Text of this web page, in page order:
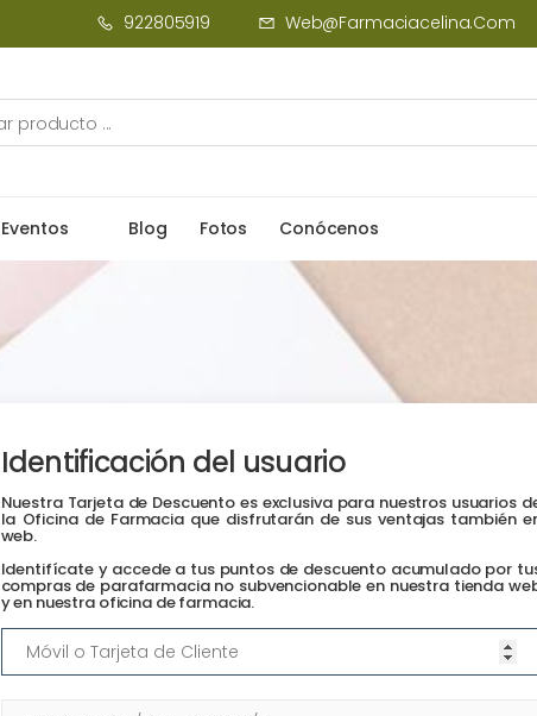
922805919 Web@farmaciacelina.com
Eventos Blog Fotos Conócenos
Identificación del usuario
Nuestra Tarjeta de Descuento es exclusiva para nuestros usuarios
la Oficina de Farmacia que disfrutarán de sus ventajas también
web.
Identifícate y accede a tus puntos de descuento acumulado por
compras de parafarmacia no subvencionable en nuestra tienda
y en nuestra oficina de farmacia.